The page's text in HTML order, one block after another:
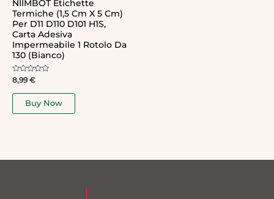
NIIMBOT Etichette
Termiche (1,5 Cm X 5 Cm)
Per D11 D110 D101 H1S,
Carta Adesiva
Impermeabile 1 Rotolo Da
130 (bianco)
Rated
out
8,99€
Buy Now